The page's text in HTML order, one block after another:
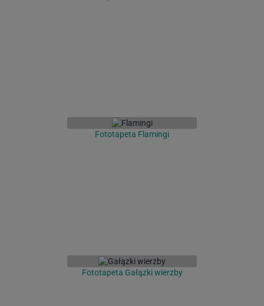
Fototapeta Flamingi
Fototapeta Gałązki wierzby